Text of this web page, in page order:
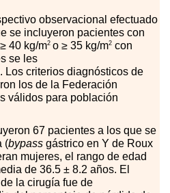
observacional efectuado
se incluyeron pacientes con
40 kg/m2 o ≥ 35 kg/m2 con
se les
Los criterios diagnósticos de
los de la Federación
válidos para población
67 pacientes a los que se
(bypass gástrico en Y de Roux
mujeres, el rango de edad
de 36.5 ± 8.2 años. El
la cirugía fue de